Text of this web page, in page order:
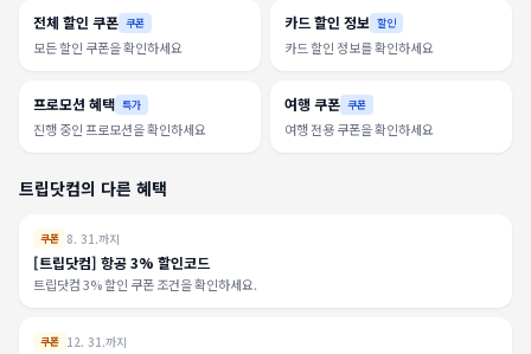
전체 할인 쿠폰 쿠폰
모든 할인 쿠폰을 확인하세요
카드 할인 정보 할인
카드 할인 정보를 확인하세요
프로모션 혜택 특가
진행 중인 프로모션을 확인하세요
여행 쿠폰 쿠폰
여행 전용 쿠폰을 확인하세요
트립닷컴의 다른 혜택
쿠폰 8. 31.까지
[트립닷컴] 항공 3% 할인코드
트립닷컴 3% 할인 쿠폰 조건을 확인하세요.
쿠폰 12. 31.까지